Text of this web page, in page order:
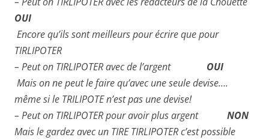
OUI
Encore qu’ils sont meilleurs pour écrire que pour
TIRLIPOTER
– Peut on TIRLIPOTER avec de l’argent OUI
Mais on ne peut le faire qu’avec une seule devise….
même si le TRILIPOTE n’est pas une devise!
– Peut on TIRLIPOTER pour avoir plus argent NON
Mais le gardez avec un TIRE TIRLIPOTER c’est possible